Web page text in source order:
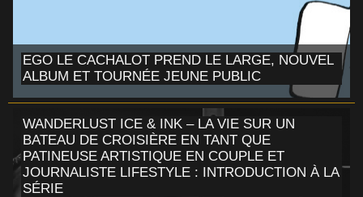
EGO LE CACHALOT PREND LE LARGE, NOUVEL
ALBUM ET TOURNÉE JEUNE PUBLIC
WANDERLUST ICE & INK – LA VIE SUR UN
BATEAU DE CROISIÈRE EN TANT QUE
PATINEUSE ARTISTIQUE EN COUPLE ET
JOURNALISTE LIFESTYLE : INTRODUCTION À LA
SÉRIE